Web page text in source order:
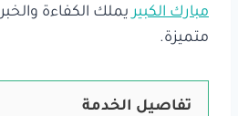
مبارك الكبير يملك الكفاءة
متميزة.
تفاصيل الخدمة